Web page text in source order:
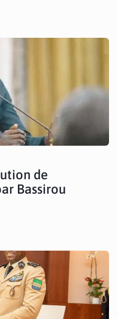
de
Bassirou